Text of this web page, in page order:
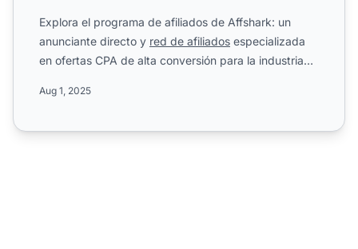
Explora el programa de afiliados de Affshark: un
anunciante directo y red de afiliados especializada
en ofertas CPA de alta conversión para la industria
Aug 1, 2025